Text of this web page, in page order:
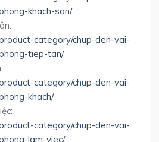
khach-san/
category/chup-den-vai-
tiep-tan/
category/chup-den-vai-
khach/
category/chup-den-vai-
lam-viec/